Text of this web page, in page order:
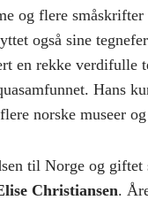
og flere småskrifter
også sine
en rekke verdifulle
Hans
norske museer
til Norge og giftet
Christiansen.